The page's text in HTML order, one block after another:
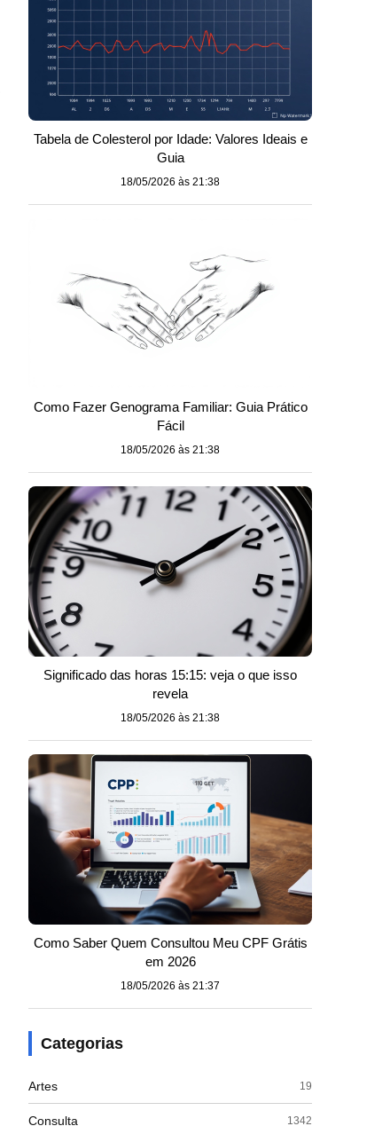
Tabela de Colesterol por Idade: Valores Ideais e
Guia
18/05/2026 às 21:38
Como Fazer Genograma Familiar: Guia Prático
Fácil
18/05/2026 às 21:38
Significado das horas 15:15: veja o que isso
revela
18/05/2026 às 21:38
Como Saber Quem Consultou Meu CPF Grátis
em 2026
18/05/2026 às 21:37
Categorias
Artes 19
Consulta 1342